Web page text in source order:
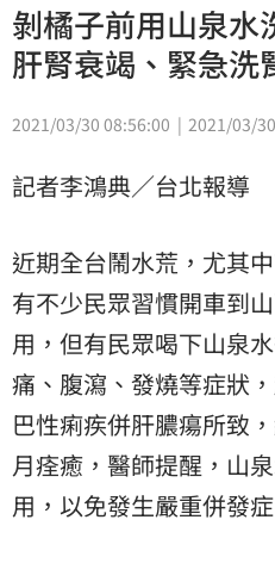
剝橘子前用山泉
肝腎衰竭、緊急洗
2021/03/30 08:56:00 2021/03/
記者李鴻典／台北報導
近期全台鬧水荒，尤其
有不少民眾習慣開車到
用，但有民眾喝下山泉
痛、腹瀉、發燒等症狀
巴性痢疾併肝膿瘍所致
月痊癒，醫師提醒，山
用，以免發生嚴重併發症